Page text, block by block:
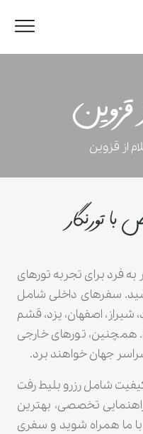
قزوین
از قزوین
تورنگار
فرد برای تجربه تورهای
سفرهای داخلی شامل
اصفهان، یزد، قشم
تورهای خارجی
جهان خواهند برد.
کیفیت شامل رزرو بلیط رفت
تخصصی، بهترین
ما همراه شوید و سفری